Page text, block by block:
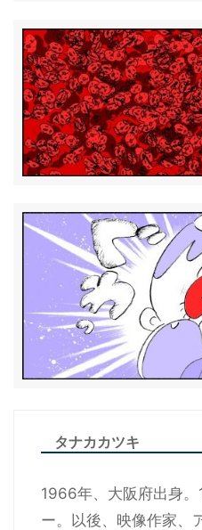
タナカカツキ
1966年、大阪府出身
ー。以後、映像作家、